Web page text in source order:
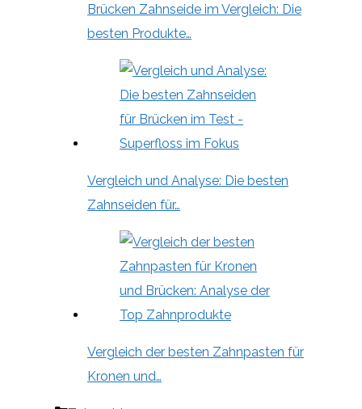
Brücken Zahnseide im Vergleich: Die
besten Produkte…
Vergleich und Analyse: Die besten
Zahnseiden für…
Vergleich der besten Zahnpasten für
Kronen und…